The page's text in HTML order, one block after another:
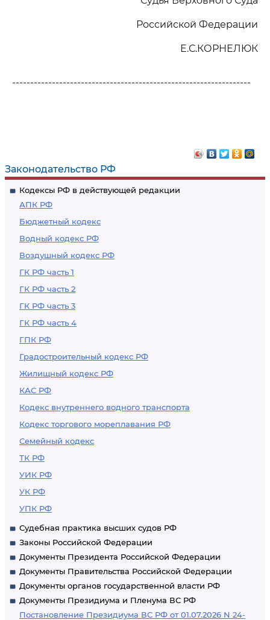
Законодательство РФ
Кодексы РФ в действующей редакции
АПК РФ
Бюджетный кодекс
Водный кодекс РФ
Воздушный кодекс РФ
ГК РФ часть 1
ГК РФ часть 2
ГК РФ часть 3
ГК РФ часть 4
ГПК РФ
Градостроительный кодекс РФ
Жилищный кодекс РФ
КАС РФ
Кодекс внутреннего водного транспорта
Кодекс торгового мореплавания РФ
Семейный кодекс
ТК РФ
УИК РФ
УК РФ
УПК РФ
Судебная практика высших судов РФ
Законы Российской Федерации
Документы Президента Российской Федерации
Документы Правительства Российской Федерации
Документы органов государственной власти РФ
Документы Президиума и Пленума ВС РФ
Постановление Президиума ВС РФ от 01.07.2026 N 24-
Российской Федерации
Е.С.КОРНЕЛЮК
------------------------------------------------------------------